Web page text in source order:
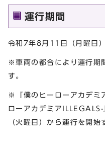
運行期間
令和7年8月11日（月曜日
※車両の都合により運行期
す。
※『僕のヒーローアカデミ
ローアカデミア
（火曜日）から運行を開始